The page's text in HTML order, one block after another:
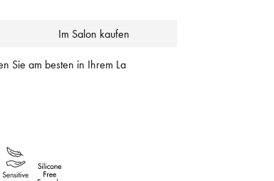
Im Salon kaufen
Sie am besten in Ihrem La